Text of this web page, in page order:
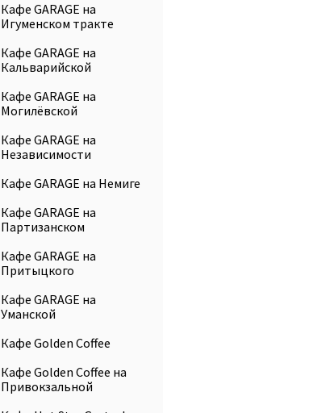
Кафе GARAGE на
Игуменском тракте
Кафе GARAGE на
Кальварийской
Кафе GARAGE на
Могилёвской
Кафе GARAGE на
Независимости
Кафе GARAGE на Немиге
Кафе GARAGE на
Партизанском
Кафе GARAGE на
Притыцкого
Кафе GARAGE на
Уманской
Кафе Golden Coffee
Кафе Golden Coffee на
Привокзальной